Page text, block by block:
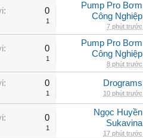
0
1
Pump Pro Bơm
Công Nghiệp
7 phút trước
0
1
Pump Pro Bơm
Công Nghiệp
8 phút trước
0
1
Drograms
10 phút trước
0
1
Ngọc Huyền
Sukavina
17 phút trước